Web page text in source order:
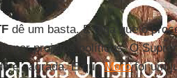
dê um basta. E diga que o
por projetos políticos. O
é sagrada. E queMorofoi um